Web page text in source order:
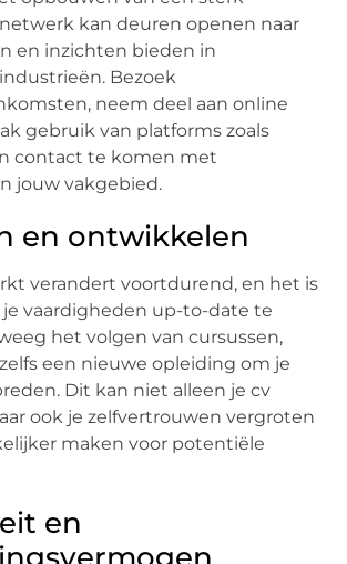
kan deuren openen naar
en inzichten bieden in
Bezoek
neem deel aan online
gebruik van platforms zoals
contact te komen met
jouw vakgebied.
en ontwikkelen
verandert voortdurend, en het is
vaardigheden up-to-date te
het volgen van cursussen,
een nieuwe opleiding om je
Dit kan niet alleen je cv
ook je zelfvertrouwen vergroten
maken voor potentiële
en